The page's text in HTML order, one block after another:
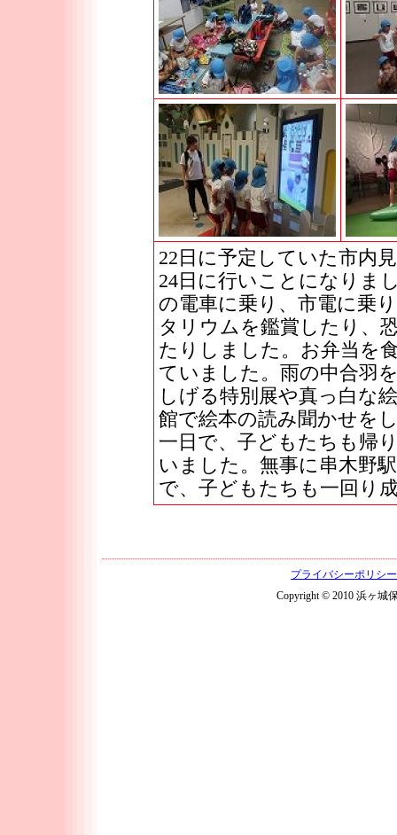
22日に予定していた市内
24日に行いことになりま
の電車に乗り、市電に乗
タリウムを鑑賞したり、
たりしました。お弁当を
ていました。雨の中合羽
しげる特別展や真っ白な
館で絵本の読み聞かせを
一日で、子どもたちも帰
いました。無事に串木野
で、子どもたちも一回り
プライバシーポリシー
Copyright © 2010 浜ヶ城